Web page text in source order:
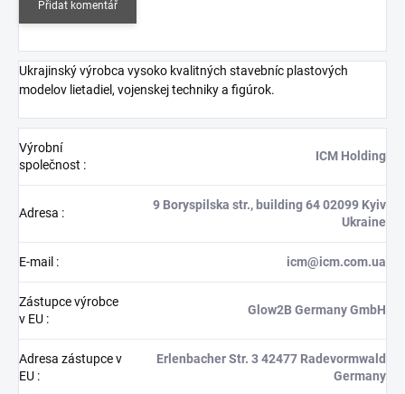
Přidat komentář
Ukrajinský výrobca vysoko kvalitných stavebníc plastových
modelov lietadiel, vojenskej techniky a figúrok.
Výrobní
společnost :
ICM Holding
Adresa :
9 Boryspilska str., building 64 02099 Kyiv
Ukraine
E-mail : icm@icm.com.ua
Zástupce výrobce
v EU :
Glow2B Germany GmbH
Adresa zástupce v
EU :
Erlenbacher Str. 3 42477 Radevormwald
Germany